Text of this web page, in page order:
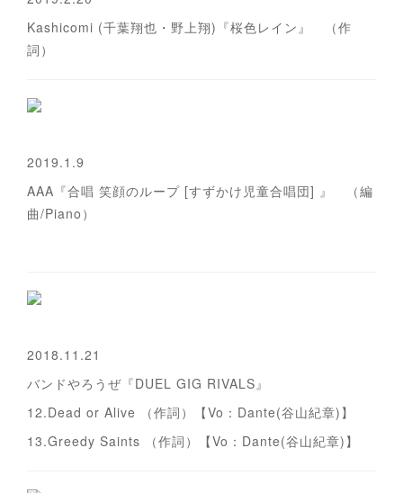
Kashicomi (千葉翔也・野上翔)『桜色レイン』 （作
詞）
2019.1.9
AAA『合唱 笑顔のループ [すずかけ児童合唱団] 』 （編
曲/Piano）
2018.11.21
バンドやろうぜ『DUEL GIG RIVALS』
12.Dead or Alive （作詞）【Vo：Dante(谷山紀章)】
13.Greedy Saints （作詞）【Vo：Dante(谷山紀章)】